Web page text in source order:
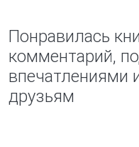
Понравилась
комментарий,
впечатлениями
друзьям